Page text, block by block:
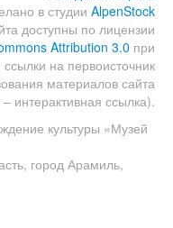
в студии AlpenStock
доступны по лицензии
Attribution 3.0 при
ссылки на первоисточник
материалов сайта
интерактивная ссылка).
культуры «Музей
город Арамиль,